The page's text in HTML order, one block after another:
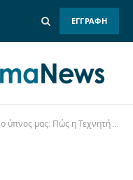
ΕΓΓΡΑΦΗ
Νοημοσύνη προβλέπει πάνω από 100 παθήσεις με τη μελέτη ύπνου